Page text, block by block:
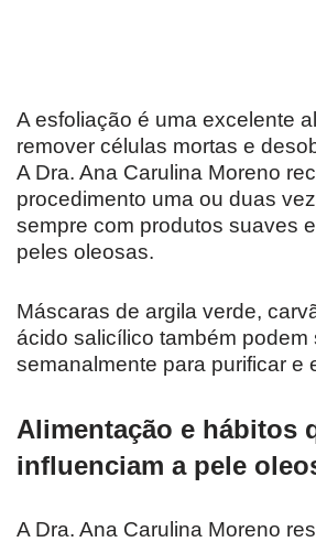
A esfoliação é uma excelente
remover células mortas e
A Dra. Ana Carulina Moreno
procedimento uma ou duas
sempre com produtos suaves
peles oleosas.
Máscaras de argila verde,
ácido salicílico também podem
semanalmente para purificar e
Alimentação e hábitos
influenciam a pele
A Dra. Ana Carulina Moreno